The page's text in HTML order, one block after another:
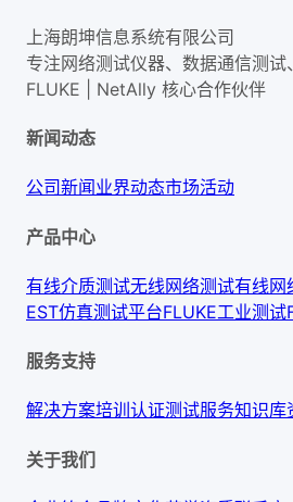
上海朗坤信息系统有限公司
专注网络测试仪器、数据通信测
FLUKE | NetAlly 核心合作伙伴
新闻动态
公司新闻业界动态市场活动
产品中心
有线介质测试无线网络测试有线网
EST仿真测试平台FLUKE工业测试
服务支持
解决方案培训认证测试服务知识库
关于我们